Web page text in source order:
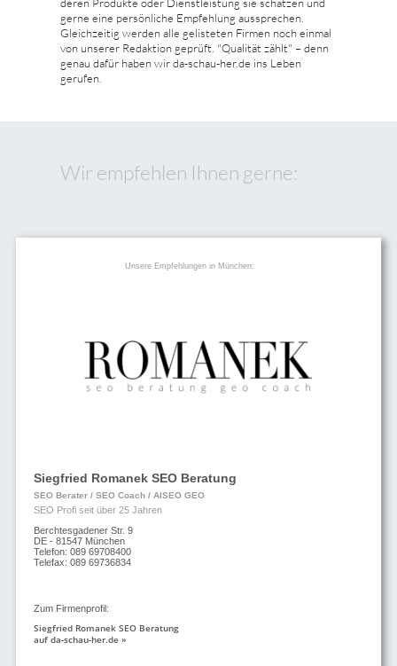
gerne eine persönliche Empfehlung aussprechen.
Gleichzeitig werden alle gelisteten Firmen noch einmal
von unserer Redaktion geprüft. "Qualität zählt" – denn
genau dafür haben wir da-schau-her.de ins Leben
gerufen.
Wir empfehlen Ihnen gerne:
Unsere Empfehlungen in München:
Siegfried Romanek SEO Beratung
SEO Berater / SEO Coach / AISEO GEO
SEO Profi seit über 25 Jahren
Berchtesgadener Str. 9
DE - 81547 München
Telefon: 089 69708400
Telefax: 089 69736834
Zum Firmenprofil:
Siegfried Romanek SEO Beratung
auf da-schau-her.de »